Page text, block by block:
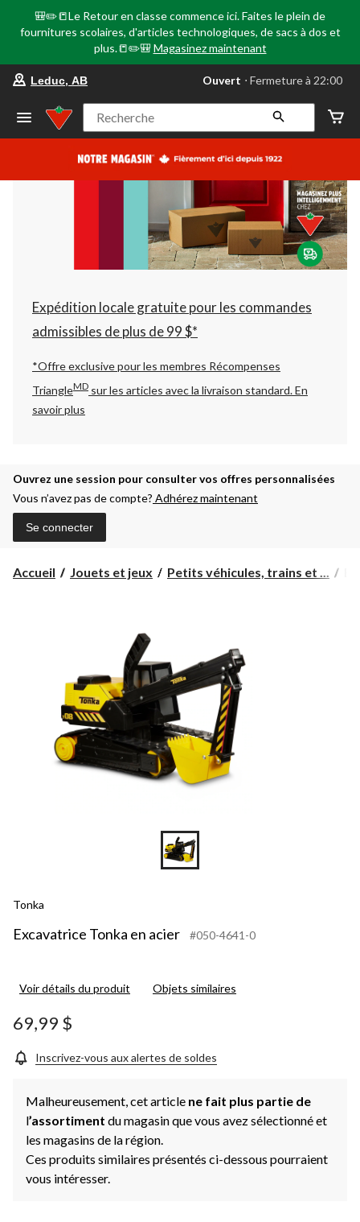
🎒✏️📒Le Retour en classe commence ici. Faites le plein de
fournitures scolaires, d'articles technologiques, de sacs à dos et
plus.📒✏️🎒 Magasinez maintenant
votre
préféré
Leduc,
AB,
courament
Fermeture
à
22:00
cliquer
pour
changer
Leduc, AB Ouvert ⋅ Fermeture à 22:00
Recherche
Expédition locale gratuite pour les commandes
admissibles de plus de 99 $*
*Offre exclusive pour les membres Récompenses
TriangleMD sur les articles avec la livraison standard.En
savoir plus
Ouvrez une session pour consulter vos offres personnalisées
Vous n’avez pas de compte? Adhérez maintenant
Se connecter
Accueil Jouets et jeux Petits véhicules, trains et ...
Tonka
Excavatrice Tonka en acier #050-4641-0
Voir détails du produit Objets similaires
69,99 $
Inscrivez-vous aux alertes de soldes
Malheureusement, cet article ne fait plus partie de
l’assortiment du magasin que vous avez sélectionné et
les magasins de la région.
Ces produits similaires présentés ci-dessous pourraient
vous intéresser.